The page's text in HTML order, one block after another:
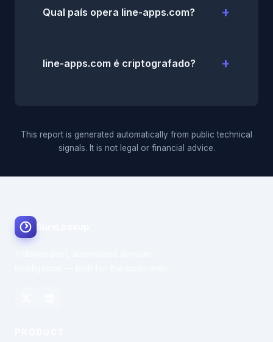
Qual país opera line-apps.com?
line-apps.com é criptografado?
This report is generated automatically from public technical
signals. It is not legal or financial advice.
SureLookup